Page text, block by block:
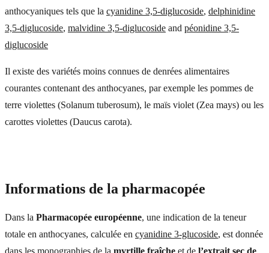
anthocyaniques tels que la cyanidine 3,5-diglucoside, delphinidine
3,5-diglucoside, malvidine 3,5-diglucoside and péonidine 3,5-
diglucoside
Il existe des variétés moins connues de denrées alimentaires
courantes contenant des anthocyanes, par exemple les pommes de
terre violettes (Solanum tuberosum), le maïs violet (Zea mays) ou les
carottes violettes (Daucus carota).
Informations de la pharmacopée
Dans la Pharmacopée européenne, une indication de la teneur
totale en anthocyanes, calculée en cyanidine 3-glucoside, est donnée
dans les monographies de la myrtille fraîche et de l’extrait sec de